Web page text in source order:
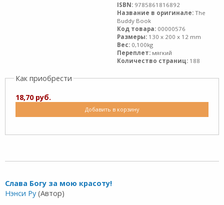
ISBN: 9785861816892
Название в оригинале: The
Buddy Book
Код товара: 00000576
Размеры: 130 x 200 x 12 mm
Вес: 0,100kg
Переплет: мягкий
Количество страниц: 188
Как приобрести
18,70 руб.
Добавить в корзину
Слава Богу за мою красоту!
Нэнси Ру (Автор)